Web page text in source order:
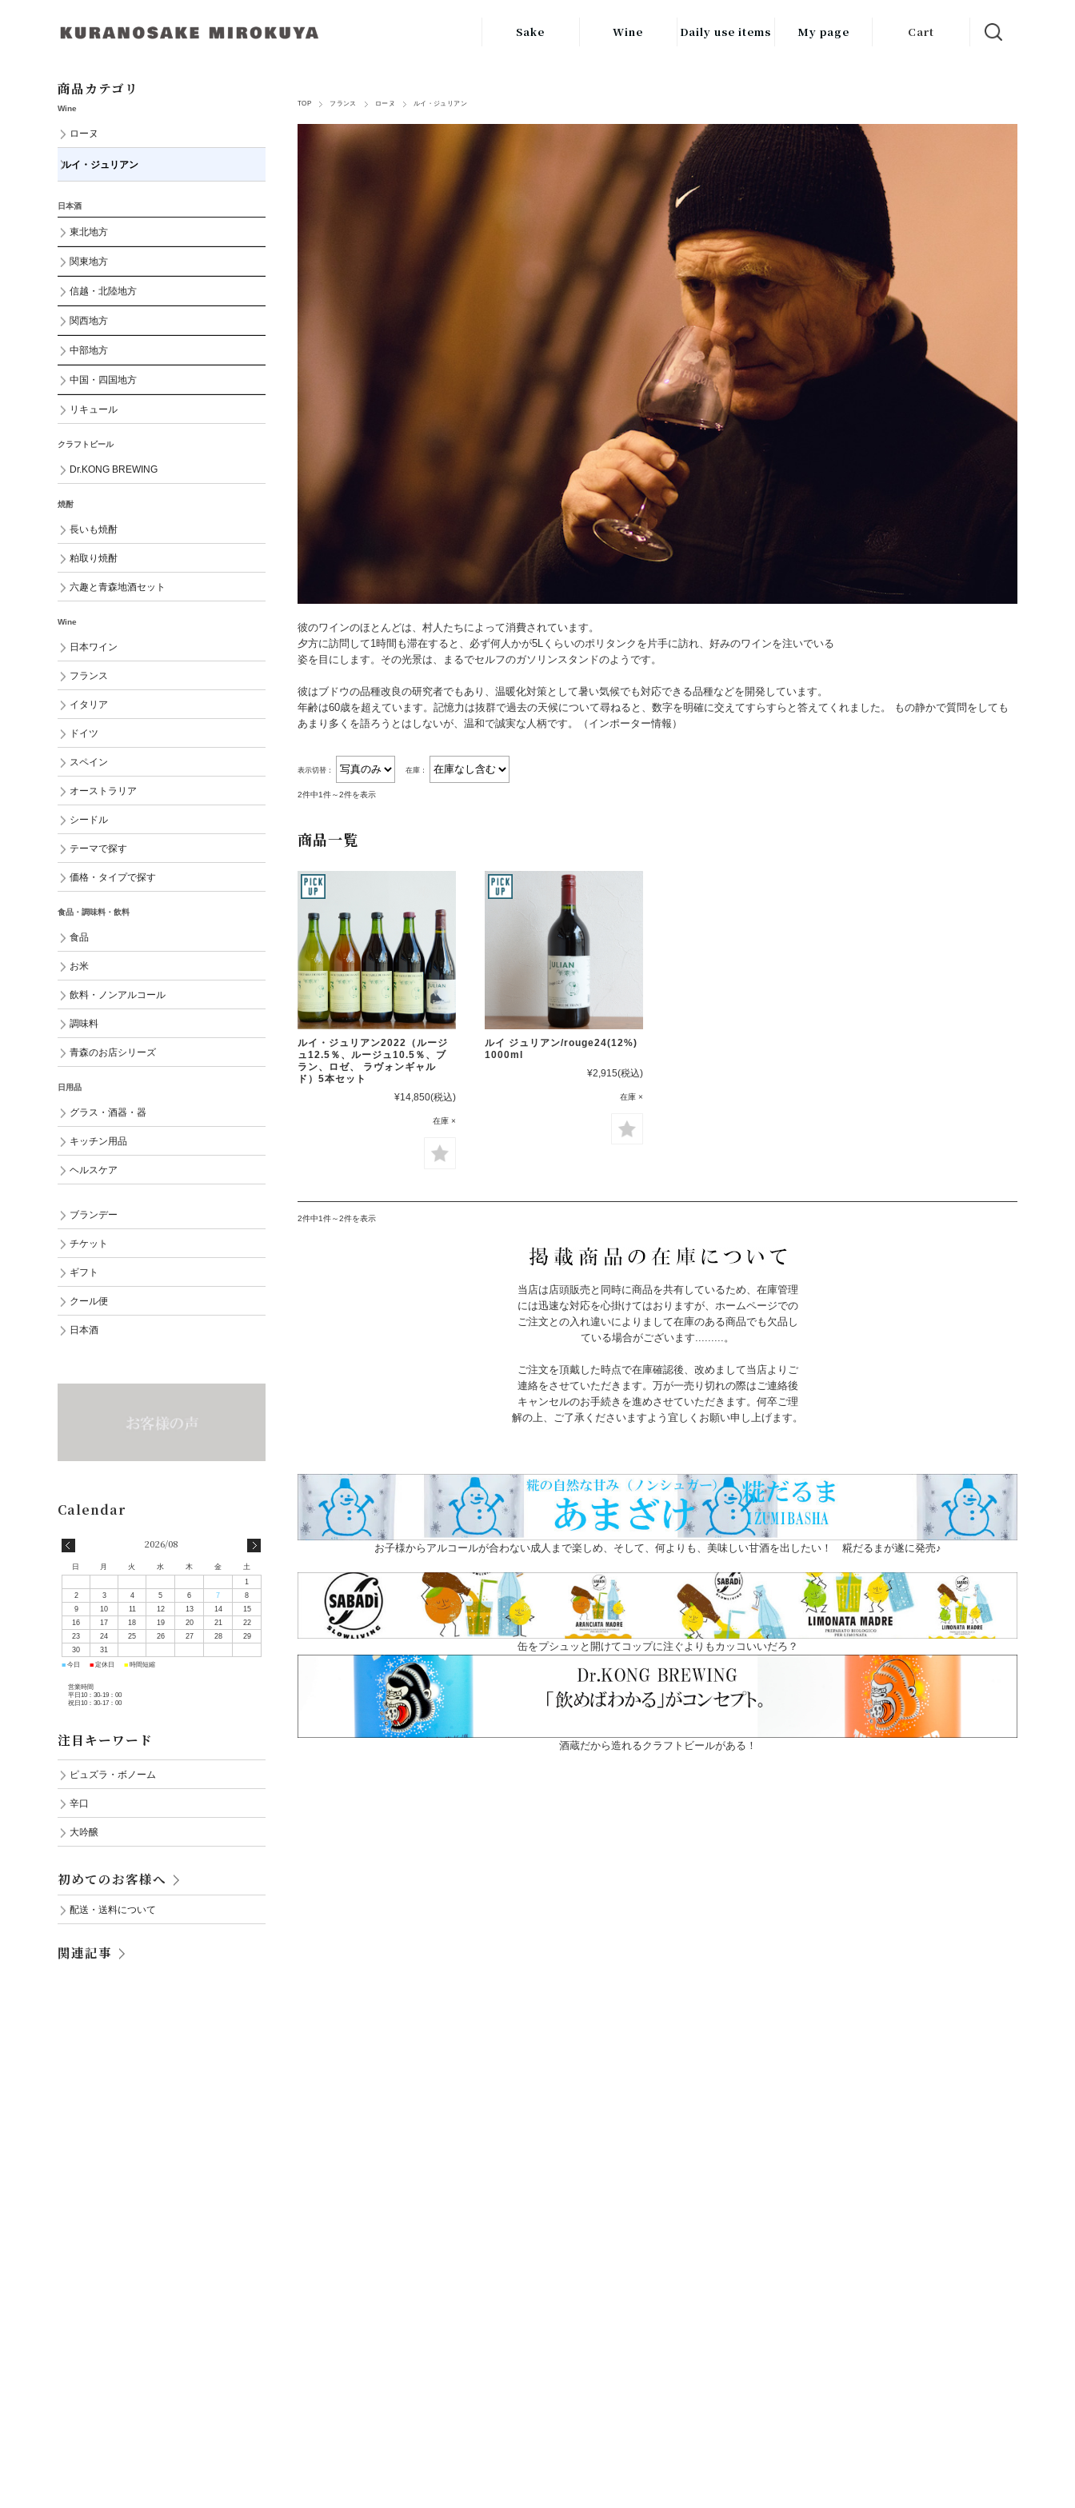
Sake
信越・北陸地方
Wine
FRANCE
フランス
ITALY
イタリア
GERMANY
ドイツ
Daily use items
食品
キッチン用品
器
ヘルスケア
My page Cart
TOP フランス ローヌ ルイ・ジュリアン
彼のワインのほとんどは、村人たちによって消費されています。
夕方に訪問して1時間も滞在すると、必ず何人かが5Lくらいのポリタンクを片手に訪れ、好みのワインを注いでいる
姿を目にします。その光景は、まるでセルフのガソリンスタンドのようです。
彼はブドウの品種改良の研究者でもあり、温暖化対策として暑い気候でも対応できる品種などを開発しています。
年齢は60歳を超えています。記憶力は抜群で過去の天候について尋ねると、数字を明確に交えてすらすらと答えてくれました。
もの静かで質問をしても
あまり多くを語ろうとはしないが、温和で誠実な人柄です。（インポーター情報）
表示切替： 在庫：
2件中1件～2件を表示
商品一覧
ルイ・ジュリアン2022（ルージ
ュ12.5％、ルージュ10.5％、ブ
ラン、ロゼ、 ラヴォンギャル
ド）5本セット
¥14,850(税込)
在庫 ×
ルイ ジュリアン/rouge24(12%)
1000ml
¥2,915(税込)
在庫 ×
2件中1件～2件を表示
当店は店頭販売と同時に商品を共有しているため、在庫管理
には迅速な対応を心掛けてはおりますが、ホームページでの
ご注文との入れ違いによりまして在庫のある商品でも欠品し
ている場合がございます.........。
ご注文を頂戴した時点で在庫確認後、改めまして当店よりご
連絡をさせていただきます。万が一売り切れの際はご連絡後
キャンセルのお手続きを進めさせていただきます。何卒ご理
解の上、ご了承くださいますよう宜しくお願い申し上げます。
お子様からアルコールが合わない成人まで楽しめ、そして、何よりも、美味しい甘酒を出したい！ 糀だるまが遂に発売♪
缶をプシュッと開けてコップに注ぐよりもカッコいいだろ？
酒蔵だから造れるクラフトビールがある！
商品カテゴリ
Wine
ローヌ
ルイ・ジュリアン
日本酒
東北地方
関東地方
信越・北陸地方
関西地方
中部地方
中国・四国地方
リキュール
クラフトビール
Dr.KONG BREWING
焼酎
長いも焼酎
粕取り焼酎
六趣と青森地酒セット
Wine
日本ワイン
フランス
イタリア
ドイツ
スペイン
オーストラリア
シードル
テーマで探す
価格・タイプで探す
食品・調味料・飲料
食品
お米
飲料・ノンアルコール
調味料
青森のお店シリーズ
日用品
グラス・酒器・器
キッチン用品
ヘルスケア
ブランデー
チケット
ギフト
クール便
日本酒
2026/08
日 月 火 水 木 金
土
1
2
3 4 5 6 7
8
9
10 11 12 13 14
15
16
17 18 19 20 21
22
23
24 25 26 27 28
29
30
31
■ 今日 ■ 定休日 ■ 時間短縮
営業時間
平日10：30-19：00
祝日10：30-17：00
注目キーワード
ピュズラ・ボノーム
辛口
大吟醸
初めてのお客様へ
配送・送料について
関連記事